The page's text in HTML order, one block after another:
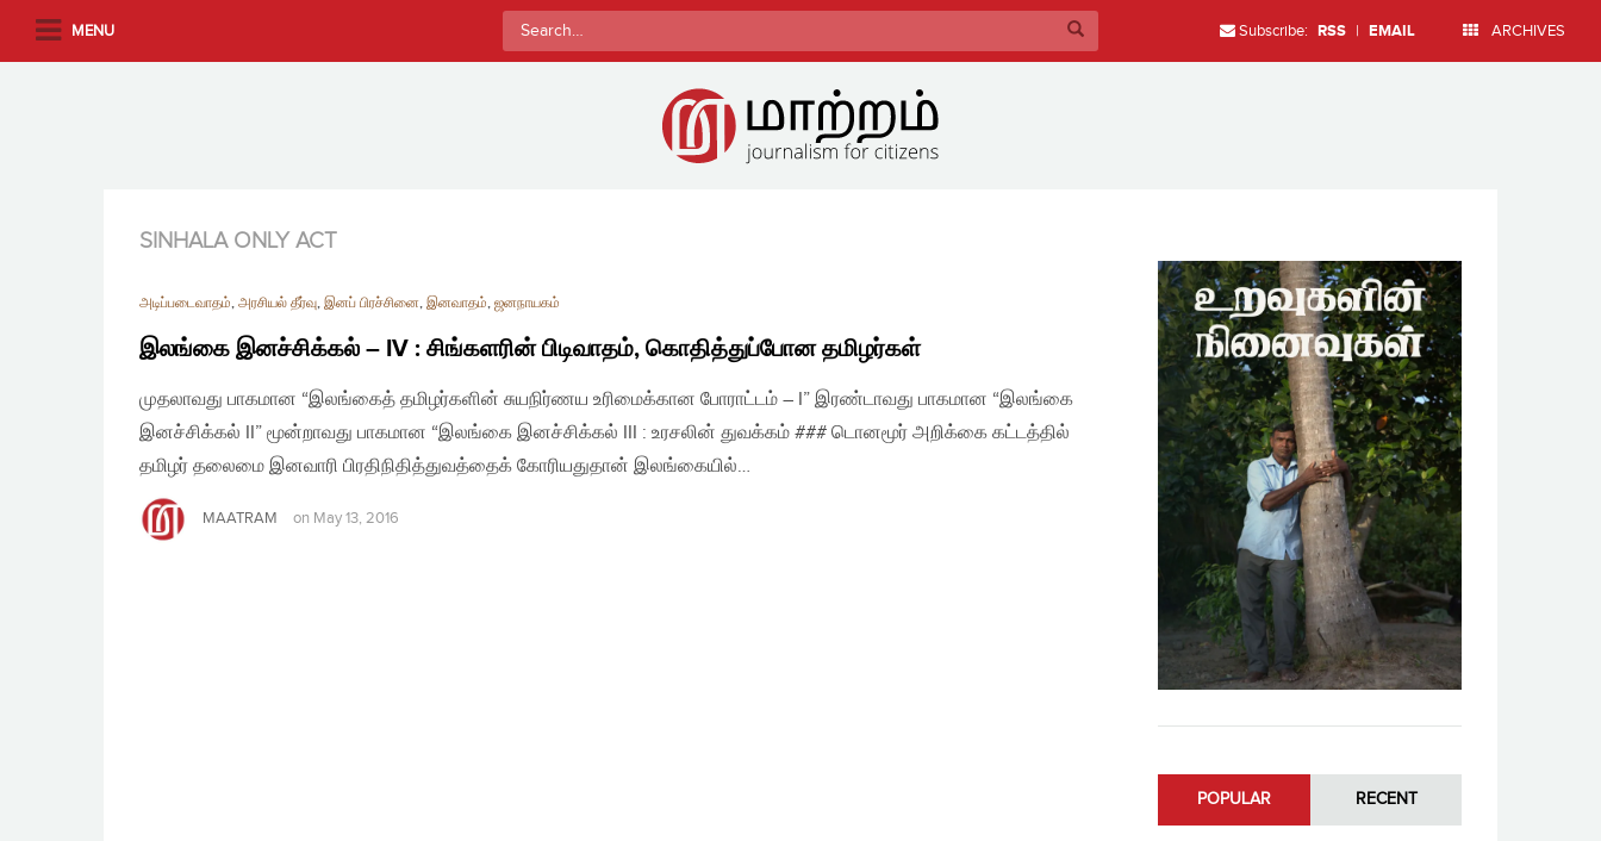
MENU
Search
for:
Subscribe: RSS | EMAIL ARCHIVES
SINHALA ONLY ACT
அடிப்படைவாதம், அரசியல் தீர்வு, இனப் பிரச்சினை, இனவாதம், ஜனநாயகம்
இலங்கை இனச்சிக்கல் – IV : சிங்களரின் பிடிவாதம், கொதித்துப்போன தமிழர்கள்
முதலாவது பாகமான “இலங்கைத் தமிழர்களின் சுயநிர்ணய உரிமைக்கான போராட்டம் – I” இரண்டாவது பாகமான “இலங்கை
இனச்சிக்கல் II” மூன்றாவது பாகமான “இலங்கை இனச்சிக்கல் III : உரசலின் துவக்கம் ### டொனமூர் அறிக்கை கட்டத்தில்
தமிழர் தலைமை இனவாரி பிரதிநிதித்துவத்தைக் கோரியதுதான் இலங்கையில்…
MAATRAM on May 13, 2016
POPULAR RECENT